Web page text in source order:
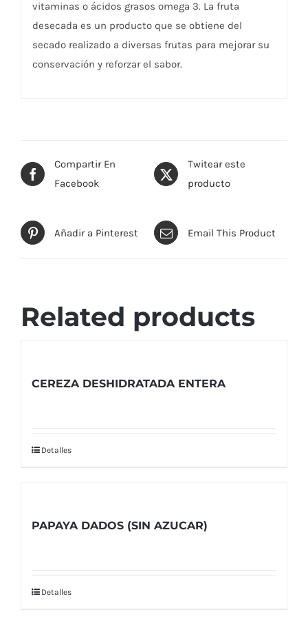
vitaminas o ácidos grasos omega 3. La fruta
desecada es un producto que se obtiene del
secado realizado a diversas frutas para mejorar su
conservación y reforzar el sabor.
Compartir En
Facebook
Twitear este
producto
Añadir a Pinterest Email This Product
Related products
CEREZA DESHIDRATADA ENTERA
Detalles
PAPAYA DADOS (SIN AZUCAR)
Detalles